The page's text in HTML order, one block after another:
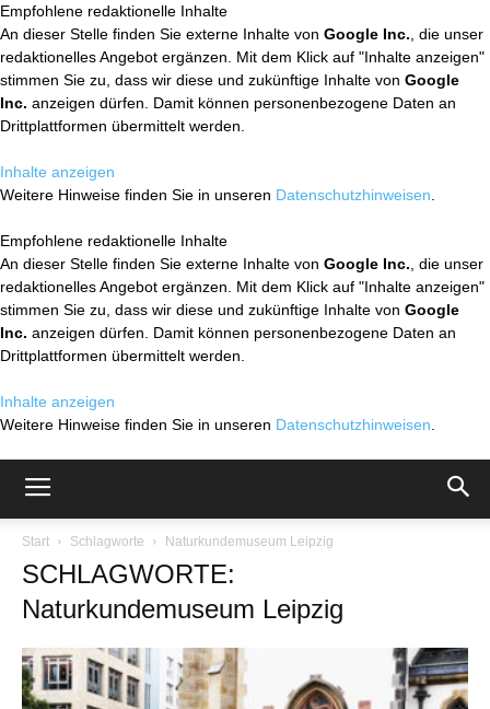
Empfohlene redaktionelle Inhalte
An dieser Stelle finden Sie externe Inhalte von Google Inc. , die unser
redaktionelles Angebot ergänzen. Mit dem Klick auf "Inhalte anzeigen"
stimmen Sie zu, dass wir diese und zukünftige Inhalte von Google
Inc. anzeigen dürfen. Damit können personenbezogene Daten an
Drittplattformen übermittelt werden.
Inhalte anzeigen
Weitere Hinweise finden Sie in unseren Datenschutzhinweisen
Empfohlene redaktionelle Inhalte
An dieser Stelle finden Sie externe Inhalte von Google Inc. , die unser
redaktionelles Angebot ergänzen. Mit dem Klick auf "Inhalte anzeigen"
stimmen Sie zu, dass wir diese und zukünftige Inhalte von Google
Inc. anzeigen dürfen. Damit können personenbezogene Daten an
Drittplattformen übermittelt werden.
Inhalte anzeigen
Weitere Hinweise finden Sie in unseren Datenschutzhinweisen
Start Schlagworte Naturkundemuseum Leipzig
SCHLAGWORTE:
Naturkundemuseum Leipzig